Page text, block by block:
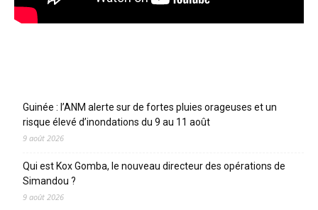
Guinée : l’ANM alerte sur de fortes pluies orageuses et un
risque élevé d’inondations du 9 au 11 août
9 août 2026
Qui est Kox Gomba, le nouveau directeur des opérations de
Simandou ?
9 août 2026